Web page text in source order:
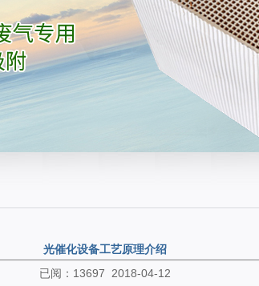
光催化设备工艺原理介绍
已阅：13697 2018-04-12